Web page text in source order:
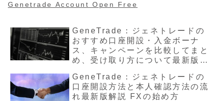
Genetrade Account Open Free
GeneTrade：ジェネトレードの
おすすめ口座開設・入金ボーナ
ス、キャンペーンを比較してまと
め、受け取り方について最新版を
GeneTrade：ジェネトレードの
口座開設方法と本人確認方法の流
れ最新版解説 FXの始め方